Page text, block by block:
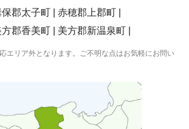
保郡太子町
赤穂郡上郡町
方郡香美町 美方郡新温泉町
エリア外となります。ご不明な点はお気軽にお問い